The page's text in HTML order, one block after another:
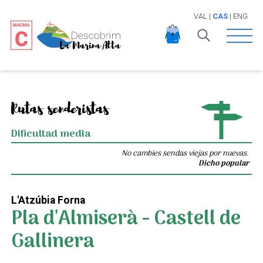
VAL | CAS| ENG
Open
Rutas senderistas
Dificultad media
No cambies sendas viejas por nuevas.
Dicho popular
L'Atzúbia Forna
Pla d'Almiserà - Castell de
Gallinera